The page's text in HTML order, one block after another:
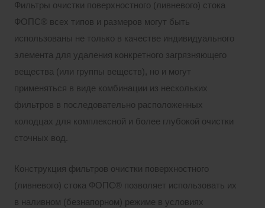
Фильтры очистки поверхностного (ливневого) стока
ФОПС® всех типов и размеров могут быть
использованы не только в качестве индивидуального
элемента для удаления конкретного загрязняющего
вещества (или группы веществ), но и могут
применяться в виде комбинации из нескольких
фильтров в последовательно расположенных
колодцах для комплексной и более глубокой очистки
сточных вод.
Конструкция фильтров очистки поверхностного
(ливневого) стока ФОПС® позволяет использовать их
в наливном (безнапорном) режиме в условиях